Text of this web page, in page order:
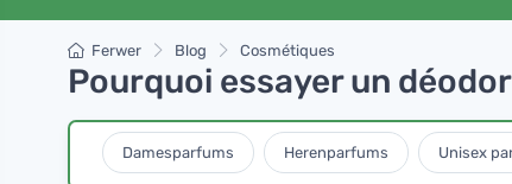
Ferwer Blog Cosmétiques
Pourquoi essayer un
Damesparfums Herenparfums Unisex